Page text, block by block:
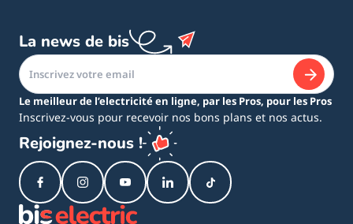
La news de bis
Le meilleur de l’electricité en ligne, par les Pros, pour les Pros
Inscrivez-vous pour recevoir nos bons plans et nos actus.
Rejoignez-nous !